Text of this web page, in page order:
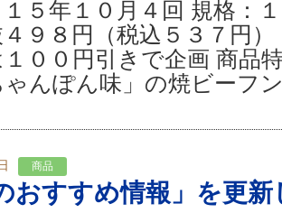
１５年１０月４回 規格
９８円（税込５３７円
１００円引きで企画 商品
んぽん味」の焼ビーフ
商品
おすすめ情報」を更